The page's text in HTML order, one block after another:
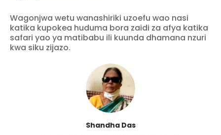
Wagonjwa wetu wanashiriki uzoefu wao nasi
katika kupokea huduma bora zaidi za afya katika
safari yao ya matibabu ili kuunda dhamana nzuri
kwa siku zijazo.
Shandha Das